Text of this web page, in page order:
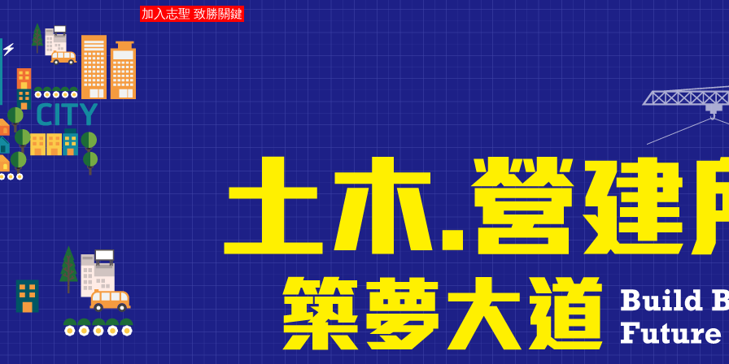
加入志聖 致勝關鍵